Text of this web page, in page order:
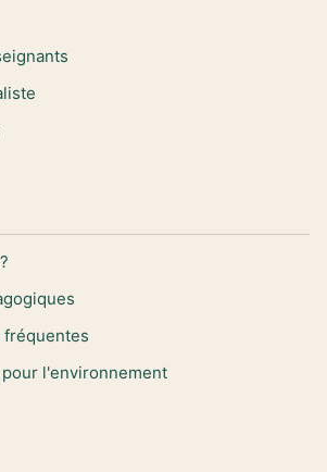
fréquentes
l'environnement